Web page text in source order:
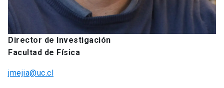
Director de Investigación
Facultad de Física
jmejia@uc.cl